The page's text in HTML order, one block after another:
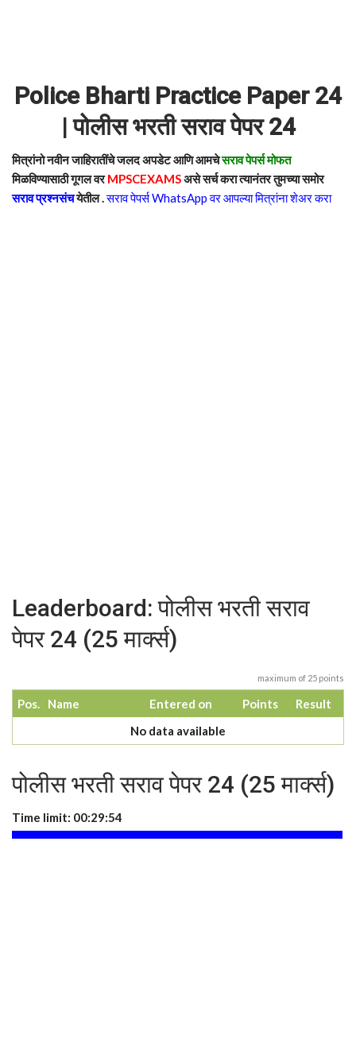
Police Bharti Practice Paper 24
| पोलीस भरती सराव पेपर 24
मित्रांनो नवीन जाहिरातींचे जलद अपडेट आणि आमचेसराव पेपर्स मोफत
मिळविण्यासाठी गूगल वरMPSCEXAMSअसे सर्च करा त्यानंतर तुमच्या समोर
सराव प्रश्नसंचयेतील .सराव पेपर्स WhatsApp वर आपल्या मित्रांना शेअर करा
Leaderboard: पोलीस भरती सराव
पेपर 24 (25 मार्क्स)
maximum of 25 points
Pos. Name Entered on Points
Result
No data available
पोलीस भरती सराव पेपर 24 (25 मार्क्स)
Time limit: 00:29:53